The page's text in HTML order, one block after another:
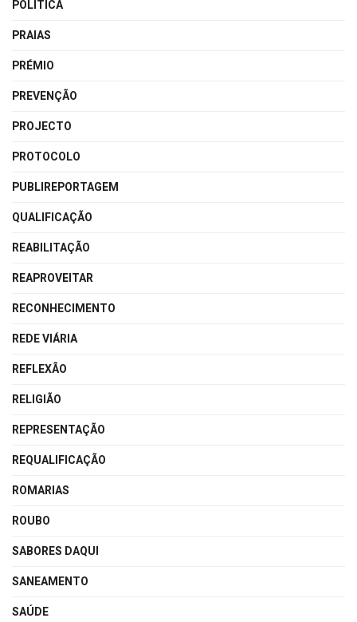
POLÍTICA
PRAIAS
PRÉMIO
PREVENÇÃO
PROJECTO
PROTOCOLO
PUBLIREPORTAGEM
QUALIFICAÇÃO
REABILITAÇÃO
REAPROVEITAR
RECONHECIMENTO
REDE VIÁRIA
REFLEXÃO
RELIGIÃO
REPRESENTAÇÃO
REQUALIFICAÇÃO
ROMARIAS
ROUBO
SABORES DAQUI
SANEAMENTO
SAÚDE